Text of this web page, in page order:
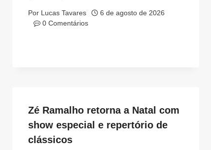
Por Lucas Tavares
6 de agosto de 2026
0 Comentários
Zé Ramalho retorna a Natal com
show especial e repertório de
clássicos